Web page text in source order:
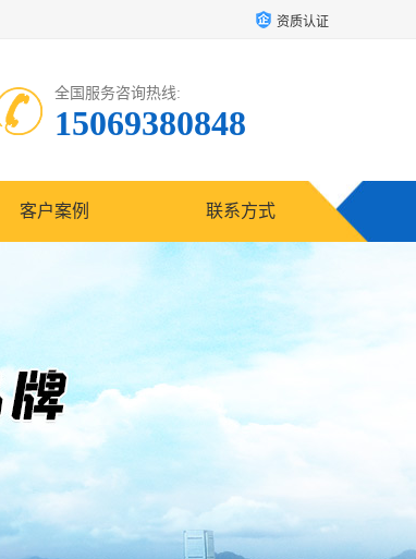
资质认证
全国服务咨询热线:
15069380848
客户案例 联系方式